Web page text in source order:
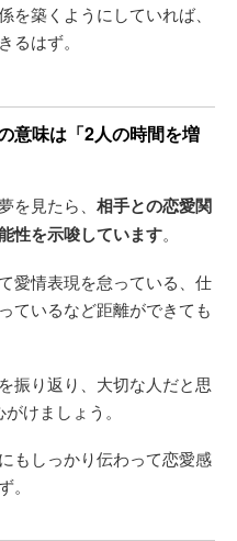
築くようにしていれば、
るはず。
意味は「2人の時間を増
を見たら、 相手との恋愛関
性を示唆しています。
愛情表現を怠っている、仕
ているなど距離ができても
振り返り、大切な人だと思
けましょう。
もしっかり伝わって恋愛感